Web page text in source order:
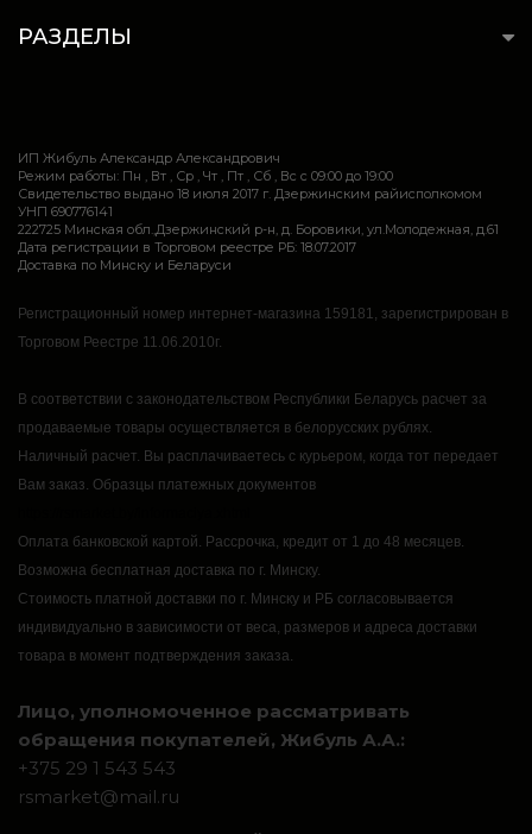
РАЗДЕЛЫ
ИП Жибуль Александр Александрович
Режим работы: Пн , Вт , Ср , Чт , Пт , Сб , Вс c 09:00 до 19:00
Свидетельство выдано 18 июля 2017 г. Дзержинским райисполкомом
УНП 690776141
222725 Минская обл.,Дзержинский р-н, д. Боровики, ул.Молодежная, д.61
Дата регистрации в Торговом реестре РБ: 18.07.2017
Доставка по Минску и Беларуси
Регистрационный номер интернет-магазина 159181, зарегистрирован в
Торговом Реестре 11.06.2010г.
В соответствии с законодательством Республики Беларусь расчет за
продаваемые товары осуществляется в белорусских рублях.
Наличный расчет. Вы расплачиваетесь с курьером, когда тот передает
Вам заказ. Образцы платежных документов
Оплата банковской картой. Рассрочка, кредит от 1 до 48 месяцев.
Возможна бесплатная доставка по г. Минску.
Стоимость платной доставки по г. Минску и РБ согласовывается
индивидуально в зависимости от веса, размеров и адреса доставки
товара в момент подтверждения заказа.
Лицо, уполномоченное рассматривать
обращения покупателей, Жибуль А.А.:
+375 29 1 543 543
rsmarket@mail.ru